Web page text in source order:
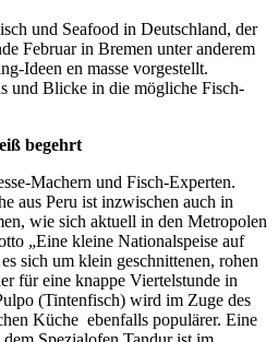
und Seafood in Deutschland, der
Februar in Bremen unter anderem
Ideen en masse vorgestellt.
und Blicke in die mögliche Fisch-
begehrt
Machern und Fisch-Experten.
aus Peru ist inzwischen auch in
wie sich aktuell in den Metropolen
„Eine kleine Nationalspeise auf
sich um klein geschnittenen, rohen
für eine knappe Viertelstunde in
(Tintenfisch) wird im Zuge des
Küche ebenfalls populärer. Eine